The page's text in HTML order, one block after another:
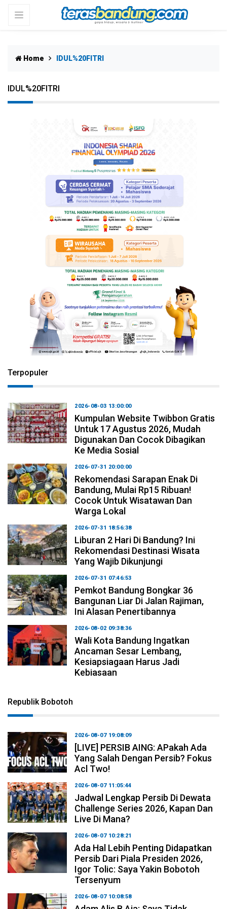
Home IDUL%20FITRI
IDUL%20FITRI
Terpopuler
2026-08-03 13:00:00
Kumpulan Website Twibbon Gratis
Untuk 17 Agustus 2026, Mudah
Digunakan Dan Cocok Dibagikan
Ke Media Sosial
2026-07-31 20:00:00
Rekomendasi Sarapan Enak Di
Bandung, Mulai Rp15 Ribuan!
Cocok Untuk Wisatawan Dan
Warga Lokal
2026-07-31 18:56:38
Liburan 2 Hari Di Bandung? Ini
Rekomendasi Destinasi Wisata
Yang Wajib Dikunjungi
2026-07-31 07:46:53
Pemkot Bandung Bongkar 36
Bangunan Liar Di Jalan Rajiman,
Ini Alasan Penertibannya
2026-08-02 09:38:36
Wali Kota Bandung Ingatkan
Ancaman Sesar Lembang,
Kesiapsiagaan Harus Jadi
Kebiasaan
Republik Bobotoh
2026-08-07 19:08:09
[LIVE] PERSIB AING: APakah Ada
Yang Salah Dengan Persib? Fokus
Acl Two!
2026-08-07 11:05:44
Jadwal Lengkap Persib Di Dewata
Challenge Series 2026, Kapan Dan
Live Di Mana?
2026-08-07 10:28:21
Ada Hal Lebih Penting Didapatkan
Persib Dari Piala Presiden 2026,
Igor Tolic: Saya Yakin Bobotoh
Tersenyum
2026-08-07 10:08:58